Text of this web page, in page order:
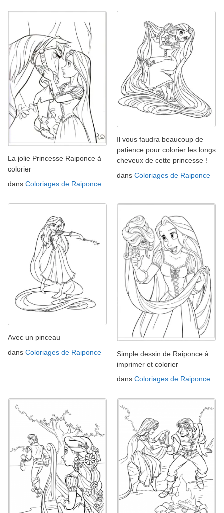
La jolie Princesse Raiponce à
colorier
dans Coloriages de Raiponce
Il vous faudra beaucoup de
patience pour colorier les longs
cheveux de cette princesse !
dans Coloriages de Raiponce
Avec un pinceau
dans Coloriages de Raiponce
Simple dessin de Raiponce à
imprimer et colorier
dans Coloriages de Raiponce